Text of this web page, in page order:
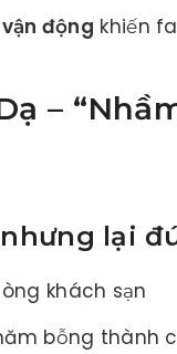
động khiến
–
lại
khách sạn
bỗng thành